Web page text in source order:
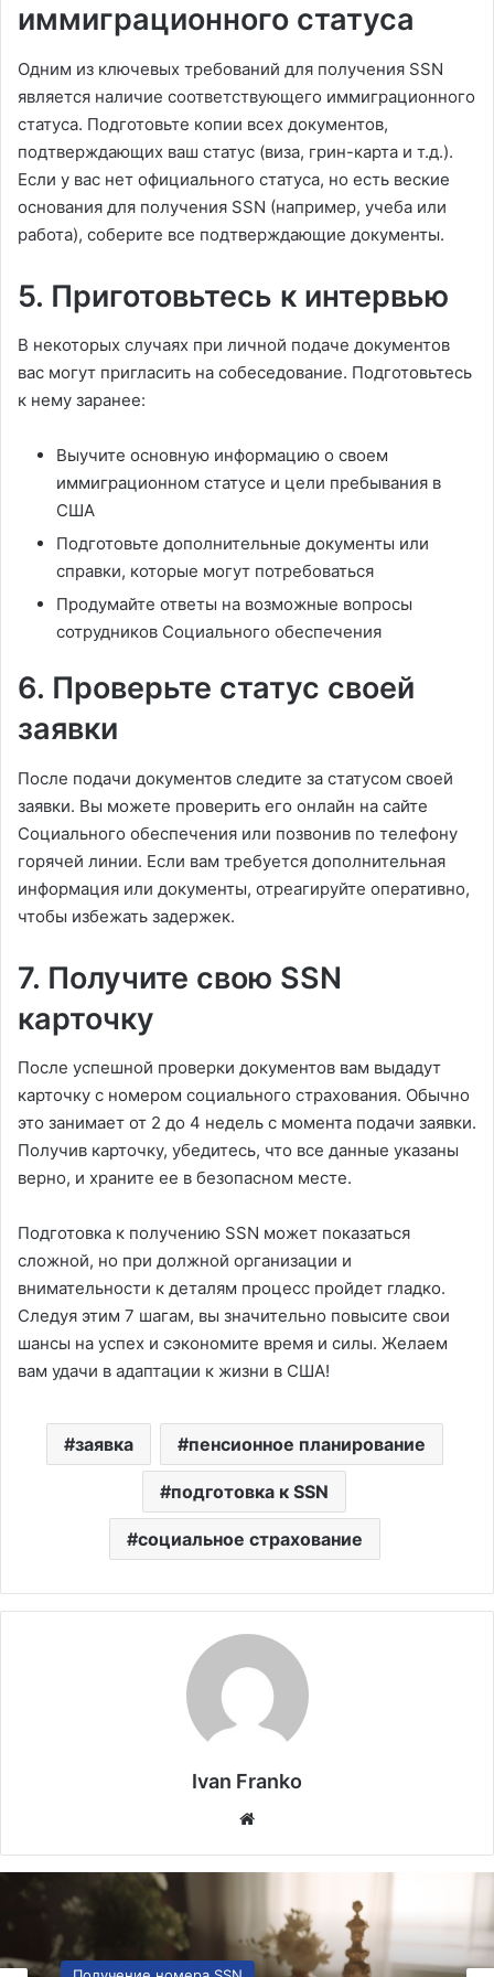
иммиграционного статуса
Одним из ключевых требований для получения SSN
является наличие соответствующего иммиграционного
статуса. Подготовьте копии всех документов,
подтверждающих ваш статус (виза, грин-карта и т.д.).
Если у вас нет официального статуса, но есть веские
основания для получения SSN (например, учеба или
работа), соберите все подтверждающие документы.
5. Приготовьтесь к интервью
В некоторых случаях при личной подаче документов
вас могут пригласить на собеседование. Подготовьтесь
к нему заранее:
Выучите основную информацию о своем
иммиграционном статусе и цели пребывания в
США
Подготовьте дополнительные документы или
справки, которые могут потребоваться
Продумайте ответы на возможные вопросы
сотрудников Социального обеспечения
6. Проверьте статус своей
заявки
После подачи документов следите за статусом своей
заявки. Вы можете проверить его онлайн на сайте
Социального обеспечения или позвонив по телефону
горячей линии. Если вам требуется дополнительная
информация или документы, отреагируйте оперативно,
чтобы избежать задержек.
7. Получите свою SSN
карточку
После успешной проверки документов вам выдадут
карточку с номером социального страхования. Обычно
это занимает от 2 до 4 недель с момента подачи заявки.
Получив карточку, убедитесь, что все данные указаны
верно, и храните ее в безопасном месте.
Подготовка к получению SSN может показаться
сложной, но при должной организации и
внимательности к деталям процесс пройдет гладко.
Следуя этим 7 шагам, вы значительно повысите свои
шансы на успех и сэкономите время и силы. Желаем
вам удачи в адаптации к жизни в США!
заявка пенсионное планирование
подготовка к SSN
социальное страхование
Ivan Franko